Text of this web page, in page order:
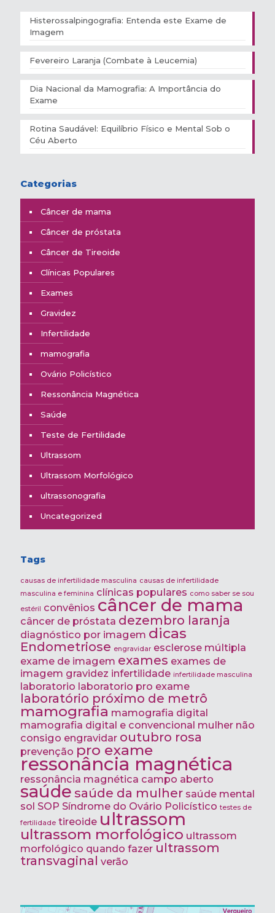
Histerossalpingografia: Entenda este Exame de
Imagem
Fevereiro Laranja (Combate à Leucemia)
Dia Nacional da Mamografia: A Importância do
Exame
Rotina Saudável: Equilíbrio Físico e Mental Sob o
Céu Aberto
Categorias
Câncer de mama
Câncer de próstata
Câncer de Tireoide
Clínicas Populares
Exames
Gravidez
Infertilidade
mamografia
Ovário Policístico
Ressonância Magnética
Saúde
Teste de Fertilidade
Ultrassom
Ultrassom Morfológico
ultrassonografia
Uncategorized
Tags
causas de infertilidade masculina causas de infertilidade
masculina e feminina clínicas populares como saber se sou
estéril convênios câncer de mama
câncer de próstata dezembro laranja
diagnóstico por imagem dicas
Endometriose engravidar esclerose múltipla
exame de imagem exames exames de
imagem gravidez infertilidade infertilidade masculina
laboratorio laboratorio pro exame
laboratório próximo de metrô
mamografia mamografia digital
mamografia digital e convencional mulher não
consigo engravidar outubro rosa
prevenção pro exame
ressonância magnética
ressonância magnética campo aberto
saúde saúde da mulher saúde mental
sol SOP Síndrome do Ovário Policístico testes de
fertilidade tireoide ultrassom
ultrassom morfológico ultrassom
morfológico quando fazer ultrassom
transvaginal verão